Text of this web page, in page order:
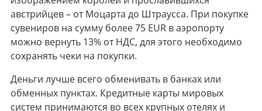
австрийцев – от Моцарта до Штраусса. При покупке
сувениров на сумму более 75 EUR в аэропорту
можно вернуть 13% от НДС, для этого необходимо
сохранять чеки на покупки.
Деньги лучше всего обменивать в банках или
обменных пунктах. Кредитные карты мировых
систем принимаются во всех крупных отелях и